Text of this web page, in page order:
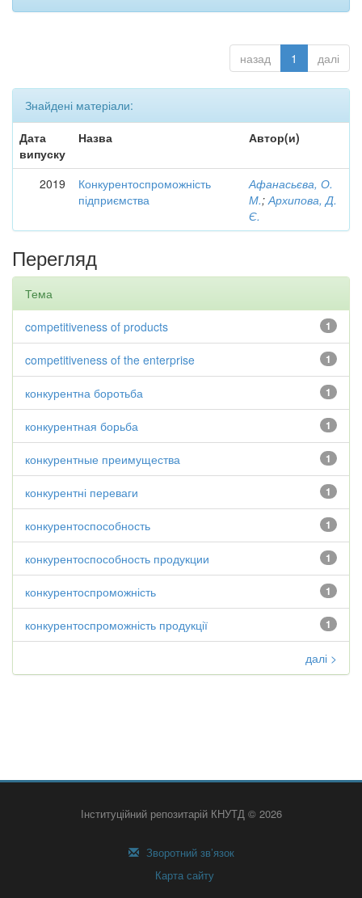
назад 1 далі
Знайдені матеріали:
Дата
випуску
Назва Автор(и)
2019
Конкурентоспроможність
підприємства
Афанасьєва, О.
М.;Архипова, Д.
Є.
Перегляд
Тема
1
competitiveness of products
1
competitiveness of the enterprise
1
конкурентна боротьба
1
конкурентная борьба
1
конкурентные преимущества
1
конкурентні переваги
1
конкурентоспособность
1
конкурентоспособность продукции
1
конкурентоспроможність
1
конкурентоспроможність продукції
далі >
Інституційний репозитарій КНУТД © 2026
Зворотний зв’язок
Карта сайту